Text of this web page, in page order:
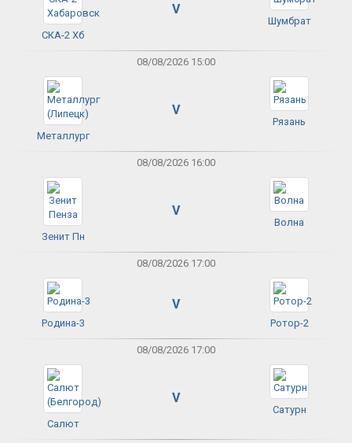
СКА-2 Хб
V
Шумбрат
08/08/2026 15:00
Металлург
V
Рязань
08/08/2026 16:00
Зенит Пн
V
Волна
08/08/2026 17:00
Родина-3
V
Ротор-2
08/08/2026 17:00
Салют
V
Сатурн